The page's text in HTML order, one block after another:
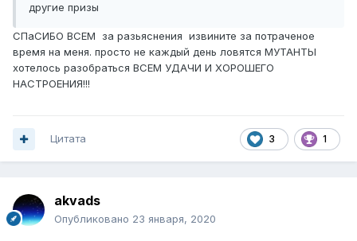
другие призы
СПаСИБО ВСЕМ за разьяснения извините за потраченое
время на меня. просто не каждый день ловятся МУТАНТЫ
хотелось разобраться ВСЕМ УДАЧИ И ХОРОШЕГО
НАСТРОЕНИЯ!!!
3 1
Цитата
akvads
Опубликовано 23 января, 2020